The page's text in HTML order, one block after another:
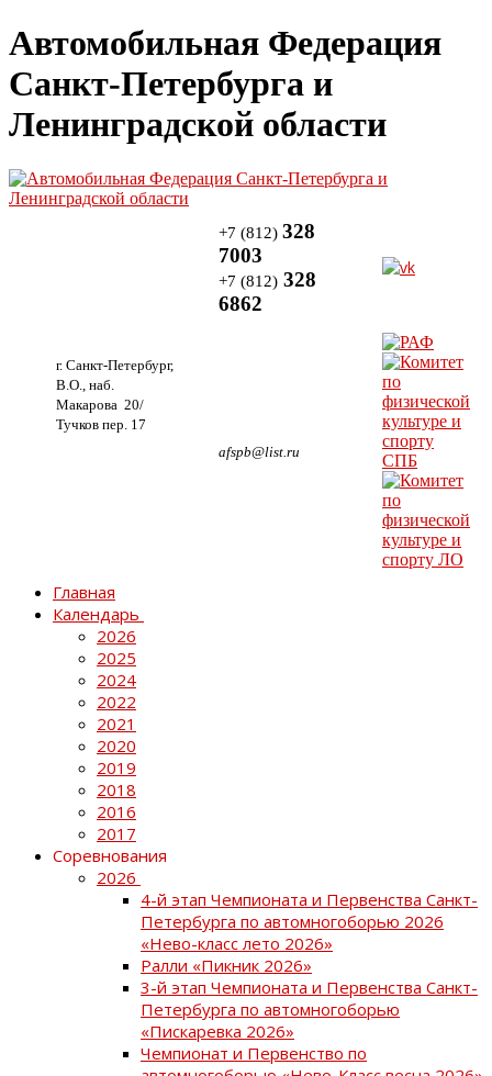
Автомобильная Федерация
Санкт-Петербурга и
Ленинградской области
г. Санкт-Петербург,
В.О., наб.
Макарова 20/
Тучков пер. 17
+7 (812) 328
7003
+7 (812) 328
6862
afspb@list.ru
Главная
Календарь
2026
2025
2024
2022
2021
2020
2019
2018
2016
2017
Соревнования
2026
4-й этап Чемпионата и Первенства Санкт-
Петербурга по автомногоборью 2026
«Нево-класс лето 2026»
Ралли «Пикник 2026»
3-й этап Чемпионата и Первенства Санкт-
Петербурга по автомногоборью
«Пискаревка 2026»
Чемпионат и Первенство по